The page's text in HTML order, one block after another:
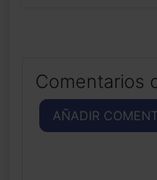
Comentarios
AÑADIR